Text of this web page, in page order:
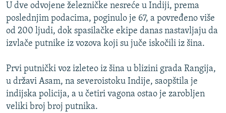
FOTOGALERIJE
INFOGRAFIKE
RAT U UKRAJINI
KINA NA BALKANU
RSE PRIČE IZ SVIJETA
ISPRIČAJ MI
DNEVNO@RSE
SPECIJALI RSE
U dve odvojene železničke nesreće u Indiji, prema
poslednjim podacima, poginulo je 67, a povređeno više
od 200 ljudi, dok spasilačke ekipe danas nastavljaju da
izvlače putnike iz vozova koji su juče iskočili iz šina.
Prvi putnički voz izleteo iz šina u blizini grada Rangija,
u državi Asam, na severoistoku Indije, saopštila je
indijska policija, a u četiri vagona ostao je zarobljen
veliki broj broj putnika.